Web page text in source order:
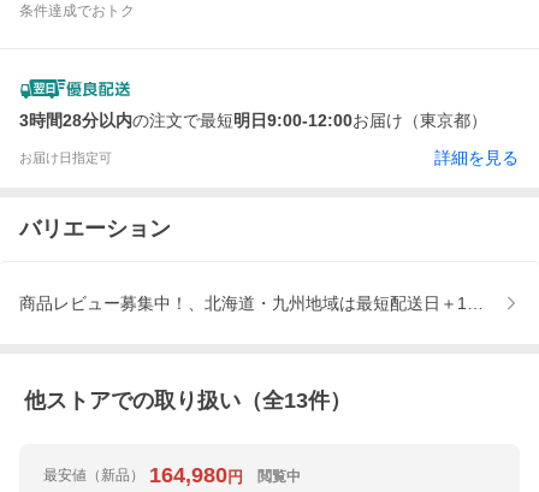
条件達成でおトク
3時間28分以内の注文で最短明日9:00-12:00お届け（東京都）
お届け日指定可 詳細を見る
バリエーション
商品レビュー募集中！、北海道・九州地域は最短配送日＋1日以降
他ストアでの取り扱い（全13件）
最安値 （新品） 164,980円
閲覧中